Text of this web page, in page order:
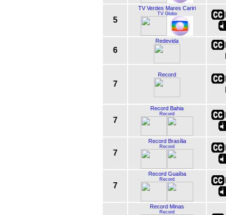
5
TV Verdes Mares Cariri
TV Globo
6
Redevida
7
Record
7
Record Bahia
Record
7
Record Brasília
Record
7
Record Guaíba
Record
Record Minas
Record